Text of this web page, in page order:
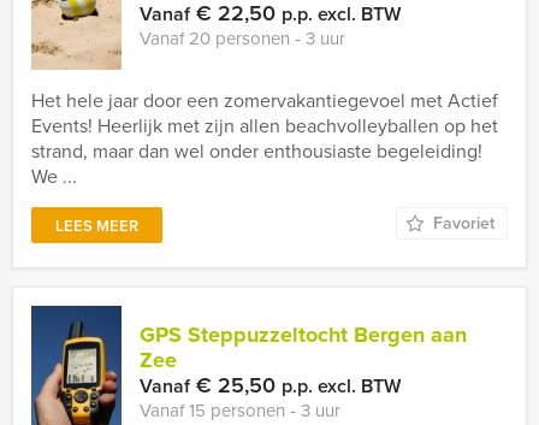
Vanaf€ 22,50 p.p. excl. BTW
Vanaf 20 personen ‐ 3 uur
Het hele jaar door een zomervakantiegevoel met Actief
Events! Heerlijk met zijn allen beachvolleyballen op het
strand, maar dan wel onder enthousiaste begeleiding!
We ...
LEES MEER Favoriet
GPS Steppuzzeltocht Bergen aan
Zee
Vanaf€ 25,50 p.p. excl. BTW
Vanaf 15 personen ‐ 3 uur